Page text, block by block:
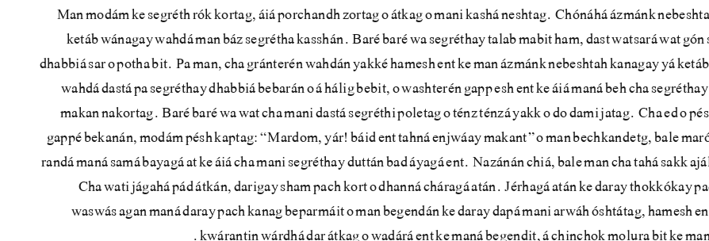
Man modám ke segréth rók kortag, áiá porchandh zortag o átkag o mani kashá neshtag. Chónáhá ázmánk
ketáb wánagay wahdá man báz segrétha kasshán. Baré baré wa segréthay talab mabit ham, dast watsará wat
dhabbiá sar o potha bit. Pa man, cha gránterén wahdán yakké hamesh ent ke man ázmánk nebeshtah kanagay yá
wahdá dastá pa segréthay dhabbiá bebarán o á hálig bebit, o washterén gapp esh ent ke áiá maná beh cha
makan nakortag. Baré baré wa wat cha mani dastá segréthi poletag o ténz ténzá yakk o do dami jatag. Cha ed o
gappé bekanán, modám pésh kaptag: “Mardom, yár! báid ent tahná enjwáay makant” o man bechkandetg, bale
randá maná samá bayagá at ke áiá cha mani segréthay duttán bad áyagá ent. Nazánán chiá, bale man cha tahá sakk
Cha wati jágahá pád átkán, darigay sham pach kort o dhanná cháragá atán. Jérhagá atán ke daray thokkókay
waswás agan maná daray pach kanag beparmáit o man begendán ke daray dapá mani arwáh óshtátag, hamesh